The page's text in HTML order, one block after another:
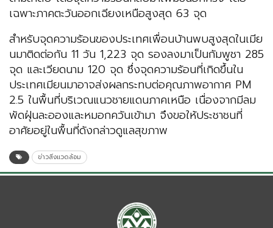
เฉพาะภาคตะวันออกเฉียงเหนือสูงสุด 63 จุด
สำหรับจุดความร้อนของประเทศเพื่อนบ้านพบสูงสุดในเมีย
นมาติดต่อกัน 11 วัน 1,223 จุด รองลงมาเป็นกัมพูชา 285
จุด และเวียดนาม 120 จุด ซึ่งจุดความร้อนที่เกิดขึ้นใน
ประเทศเมียนมาอาจส่งผลกระทบต่อคุณภาพอากาศ PM
2.5 ในพื้นที่บริเวณแนวชายแดนภาคเหนือ เนื่องจากมีลม
พัดฝุ่นละอองและหมอกควันเข้ามา จึงขอให้ประชาชนที่
อาศัยอยู่ในพื้นที่ดังกล่าวดูแลสุขภาพ
ข่าวสิ่งแวดล้อม